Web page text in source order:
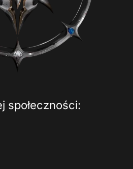
społeczności: